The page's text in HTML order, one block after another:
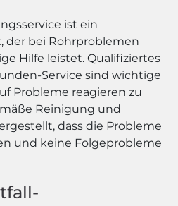
ist ein
der bei Rohrproblemen
Hilfe leistet. Qualifiziertes
Service sind wichtige
Probleme reagieren zu
Reinigung und
dass die Probleme
und keine Folgeprobleme